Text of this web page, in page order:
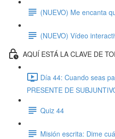
(NUEVO) Me encanta
(NUEVO) Vídeo
AQUÍ ESTÁ LA CLAVE DE
Día 44: Cuando seas
PRESENTE DE
Quiz 44
Misión escrita: Dime